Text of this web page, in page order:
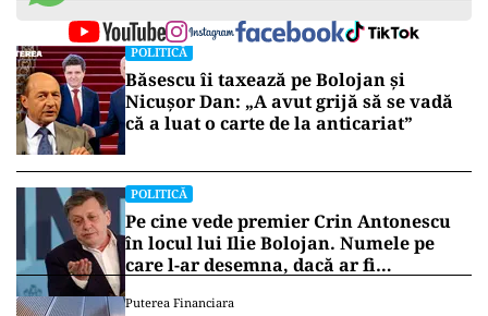
POLITICĂ
Băsescu îi taxează pe Bolojan și
Nicușor Dan: „A avut grijă să se vadă
că a luat o carte de la anticariat”
POLITICĂ
Pe cine vede premier Crin Antonescu
în locul lui Ilie Bolojan. Numele pe
care l-ar desemna, dacă ar fi
Puterea Financiara